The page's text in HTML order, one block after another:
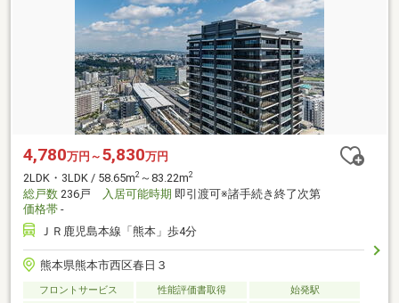
4,780万円～ 5,830万円
2LDK・3LDK / 58.65m2 ～83.22m2
総戸数 236戸 入居可能時期 即引渡可※諸手続き終了次第
価格帯 -
ＪＲ鹿児島本線「熊本」歩4分
熊本県熊本市西区春日３
フロントサービス 性能評価書取得
始発駅